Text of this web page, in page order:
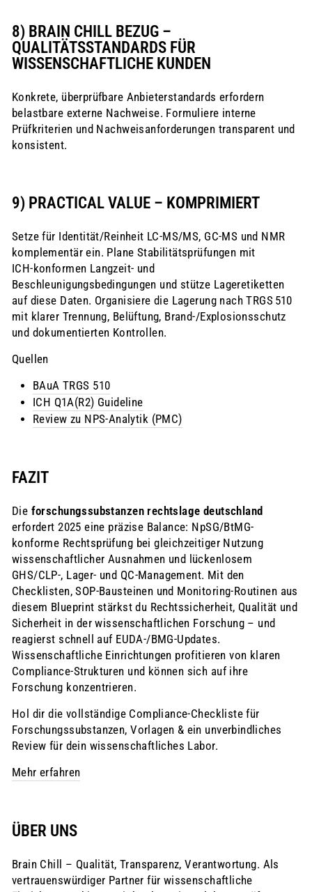
8) BRAIN CHILL BEZUG –
QUALITÄTSSTANDARDS FÜR
WISSENSCHAFTLICHE KUNDEN
Konkrete, überprüfbare Anbieterstandards erfordern
belastbare externe Nachweise. Formuliere interne
Prüfkriterien und Nachweisanforderungen transparent und
konsistent.
9) PRACTICAL VALUE – KOMPRIMIERT
Setze für Identität/Reinheit LC‑MS/MS, GC‑MS und NMR
komplementär ein. Plane Stabilitätsprüfungen mit
ICH‑konformen Langzeit‑ und
Beschleunigungsbedingungen und stütze Lageretiketten
auf diese Daten. Organisiere die Lagerung nach TRGS 510
mit klarer Trennung, Belüftung, Brand‑/Explosionsschutz
und dokumentierten Kontrollen.
Quellen
BAuA TRGS 510
ICH Q1A(R2) Guideline
Review zu NPS‑Analytik (PMC)
FAZIT
Die forschungssubstanzen rechtslage deutschland
erfordert 2025 eine präzise Balance: NpSG/BtMG-
konforme Rechtsprüfung bei gleichzeitiger Nutzung
wissenschaftlicher Ausnahmen und lückenlosem
GHS/CLP-, Lager- und QC‑Management. Mit den
Checklisten, SOP‑Bausteinen und Monitoring-Routinen aus
diesem Blueprint stärkst du Rechtssicherheit, Qualität und
Sicherheit in der wissenschaftlichen Forschung – und
reagierst schnell auf EUDA-/BMG‑Updates.
Wissenschaftliche Einrichtungen profitieren von klaren
Compliance-Strukturen und können sich auf ihre
Forschung konzentrieren.
Hol dir die vollständige Compliance-Checkliste für
Forschungssubstanzen, Vorlagen & ein unverbindliches
Review für dein wissenschaftliches Labor.
Mehr erfahren
ÜBER UNS
Brain Chill – Qualität, Transparenz, Verantwortung. Als
vertrauenswürdiger Partner für wissenschaftliche